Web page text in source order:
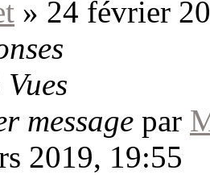
» 24 février
Vues
message par
2019, 19:55